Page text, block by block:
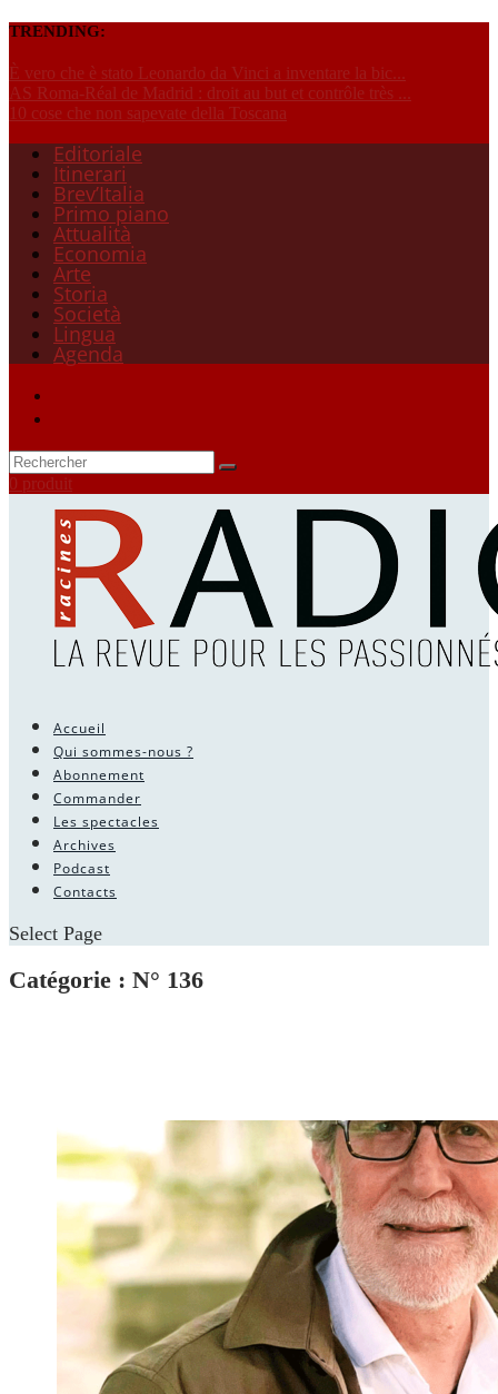
TRENDING:
È vero che è stato Leonardo da Vinci a inventare la bic...
AS Roma-Réal de Madrid : droit au but et contrôle très ...
10 cose che non sapevate della Toscana
Editoriale
Itinerari
Brev’Italia
Primo piano
Attualità
Economia
Arte
Storia
Società
Lingua
Agenda
0 produit
Accueil
Qui sommes-nous ?
Abonnement
Commander
Les spectacles
Archives
Podcast
Contacts
Select Page
Catégorie : N° 136